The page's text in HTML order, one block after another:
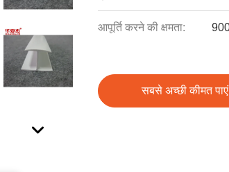
आपूर्ति करने की क्षमता:
सबसे अच्छी कीमत पाएं